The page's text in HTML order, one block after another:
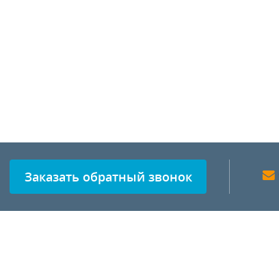
Заказать обратный звонок